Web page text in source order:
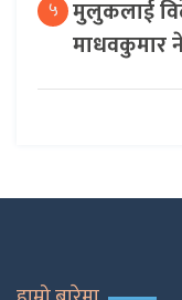
५ मुलुकलाई
माधवकुमार